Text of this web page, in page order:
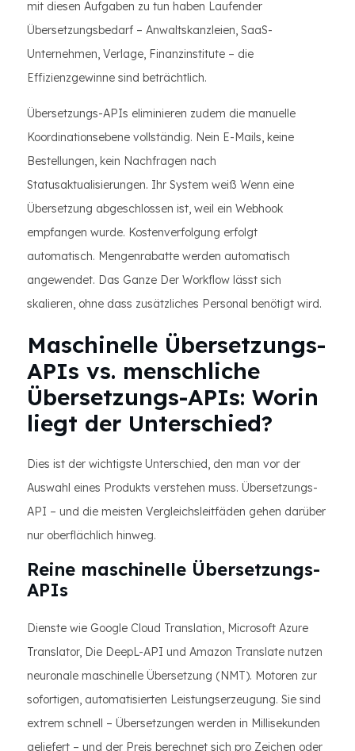
mit diesen Aufgaben zu tun haben Laufender
Übersetzungsbedarf – Anwaltskanzleien, SaaS-
Unternehmen, Verlage, Finanzinstitute – die
Effizienzgewinne sind beträchtlich.
Übersetzungs-APIs eliminieren zudem die manuelle
Koordinationsebene vollständig. Nein E-Mails, keine
Bestellungen, kein Nachfragen nach
Statusaktualisierungen. Ihr System weiß Wenn eine
Übersetzung abgeschlossen ist, weil ein Webhook
empfangen wurde. Kostenverfolgung erfolgt
automatisch. Mengenrabatte werden automatisch
angewendet. Das Ganze Der Workflow lässt sich
skalieren, ohne dass zusätzliches Personal benötigt wird.
Maschinelle Übersetzungs-
APIs vs. menschliche
Übersetzungs-APIs: Worin
liegt der Unterschied?
Dies ist der wichtigste Unterschied, den man vor der
Auswahl eines Produkts verstehen muss. Übersetzungs-
API – und die meisten Vergleichsleitfäden gehen darüber
nur oberflächlich hinweg.
Reine maschinelle Übersetzungs-
APIs
Dienste wie Google Cloud Translation, Microsoft Azure
Translator, Die DeepL-API und Amazon Translate nutzen
neuronale maschinelle Übersetzung (NMT). Motoren zur
sofortigen, automatisierten Leistungserzeugung. Sie sind
extrem schnell – Übersetzungen werden in Millisekunden
geliefert – und der Preis berechnet sich pro Zeichen oder